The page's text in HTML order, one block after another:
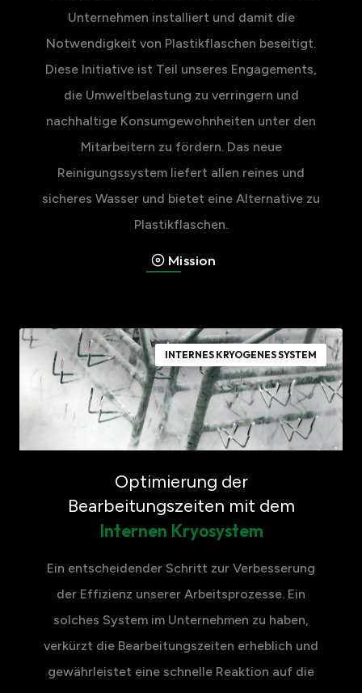
Unternehmen installiert und damit die
Notwendigkeit von Plastikflaschen beseitigt.
Diese Initiative ist Teil unseres Engagements,
die Umweltbelastung zu verringern und
nachhaltige Konsumgewohnheiten unter den
Mitarbeitern zu fördern. Das neue
Reinigungssystem liefert allen reines und
sicheres Wasser und bietet eine Alternative zu
Plastikflaschen.
Mission
INTERNES KRYOGENES SYSTEM
Optimierung der
Bearbeitungszeiten mit dem
Internen Kryosystem
Ein entscheidender Schritt zur Verbesserung
der Effizienz unserer Arbeitsprozesse. Ein
solches System im Unternehmen zu haben,
verkürzt die Bearbeitungszeiten erheblich und
gewährleistet eine schnelle Reaktion auf die